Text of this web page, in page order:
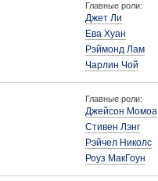
Главные роли:
Джет Ли
Ева Хуан
Рэймонд Лам
Чарлин Чой
Главные роли:
Джейсон Момоа
Стивен Лэнг
Рэйчел Николс
Роуз МакГоун